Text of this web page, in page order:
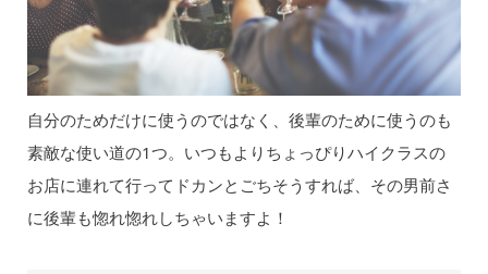
自分のためだけに使うのではなく、後輩のために使うのも
素敵な使い道の1つ。いつもよりちょっぴりハイクラスの
お店に連れて行ってドカンとごちそうすれば、その男前さ
に後輩も惚れ惚れしちゃいますよ！